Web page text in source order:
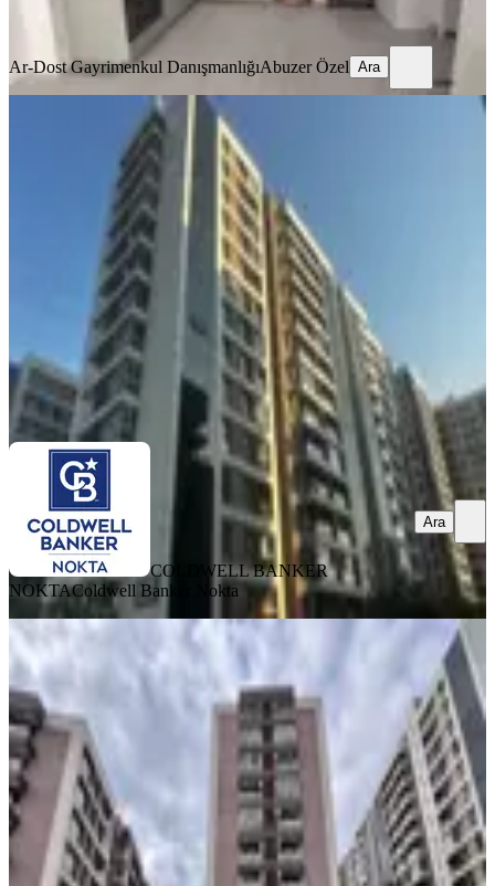
Ar-Dost Gayrimenkul DanışmanlığıAbuzer Özel Ara
Karşıyaka Örnekköy Folkart Yaka'da
Kiralık 2+1 Daire
Karşıyaka, Örnekköy Mahallesi
2+1
86 m² ·10. Kat·07.08.2026
40.000 ₺
COLDWELL BANKER NOKTA Coldwell Banker Nokta
Ara
COLDWELL BANKER
NOKTAColdwell Banker Nokta
Ara
YENİ
Karşıyaka Örnekköy La Vida Park
Evleri 3+1
Karşıyaka, Örnekköy Mahallesi
·2. Kat ·